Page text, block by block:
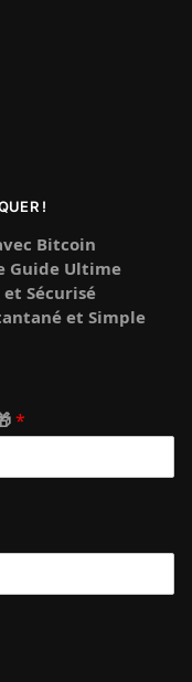
!
Bitcoin
Guide Ultime
et Sécurisé
et Simple
*